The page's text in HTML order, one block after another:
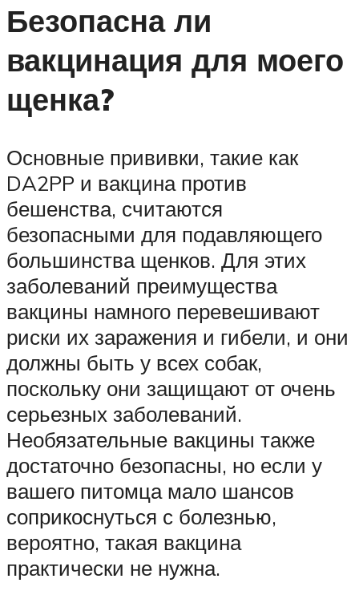
Безопасна ли
вакцинация для моего
щенка?
Основные прививки, такие как
DA2PP и вакцина против
бешенства, считаются
безопасными для подавляющего
большинства щенков. Для этих
заболеваний преимущества
вакцины намного перевешивают
риски их заражения и гибели, и они
должны быть у всех собак,
поскольку они защищают от очень
серьезных заболеваний.
Необязательные вакцины также
достаточно безопасны, но если у
вашего питомца мало шансов
соприкоснуться с болезнью,
вероятно, такая вакцина
практически не нужна.